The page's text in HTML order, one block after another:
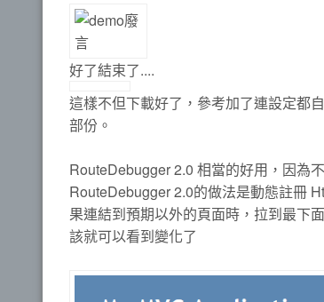
好了結束了....
這樣不但下載好了，參考加了連設定都
部份。
RouteDebugger 2.0 相當的好用，因為
RouteDebugger 2.0的做法是動態註冊
果連結到預期以外的頁面時，拉到最下
該就可以看到變化了